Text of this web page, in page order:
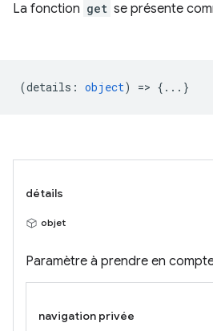
La fonction get se présente
(details : object) => {...}
détails
objet
Paramètre à prendre en
navigation privée